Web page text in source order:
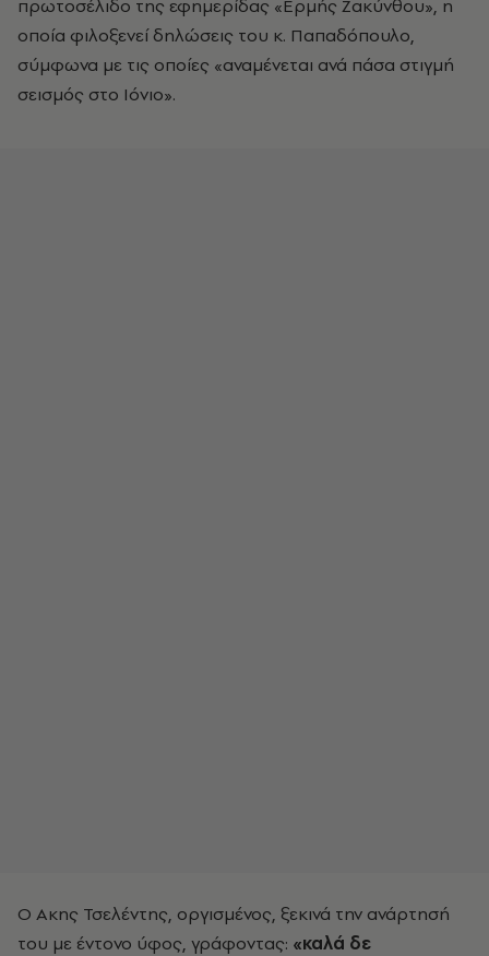
πρωτοσέλιδο της εφημερίδας «Ερμής Ζακύνθου», η
οποία φιλοξενεί δηλώσεις του κ. Παπαδόπουλο,
σύμφωνα με τις οποίες «αναμένεται ανά πάσα στιγμή
σεισμός στο Ιόνιο».
Ο Ακης Τσελέντης, οργισμένος, ξεκινά την ανάρτησή
του με έντονο ύφος, γράφοντας: «καλά δε